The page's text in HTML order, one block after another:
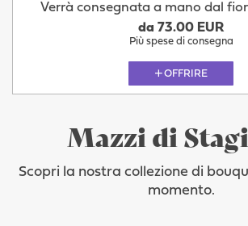
Verrà consegnata a mano dal
da 73.00 EUR
Più spese di consegna
OFFRIRE
Mazzi di
Scopri la nostra collezione di
momento.